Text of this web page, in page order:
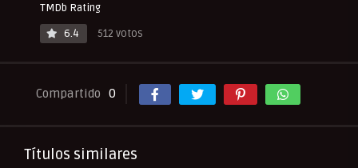
TMDb Rating
6.4
512 votos
Compartido 0
Títulos similares